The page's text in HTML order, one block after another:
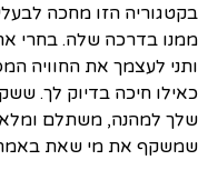
בקטגוריה הזו מחכה
ממנו בדרכה שלה. בחרי
ותני לעצמך את החוויה
כאילו חיכה בדיוק לך.
שלך למהנה, משתלם ומלא
שמשקף את מי שאת